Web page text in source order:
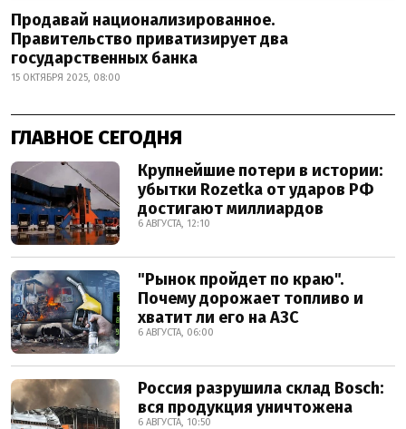
Продавай национализированное.
Правительство приватизирует два
государственных банка
15 ОКТЯБРЯ 2025, 08:00
ГЛАВНОЕ СЕГОДНЯ
Крупнейшие потери в истории:
убытки Rozetka от ударов РФ
достигают миллиардов
6 АВГУСТА, 12:10
"Рынок пройдет по краю".
Почему дорожает топливо и
хватит ли его на АЗС
6 АВГУСТА, 06:00
Россия разрушила склад Bosch:
вся продукция уничтожена
6 АВГУСТА, 10:50